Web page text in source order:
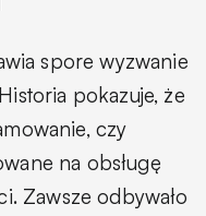
spore wyzwanie
pokazuje, że
czy
na obsługę
Zawsze odbywało